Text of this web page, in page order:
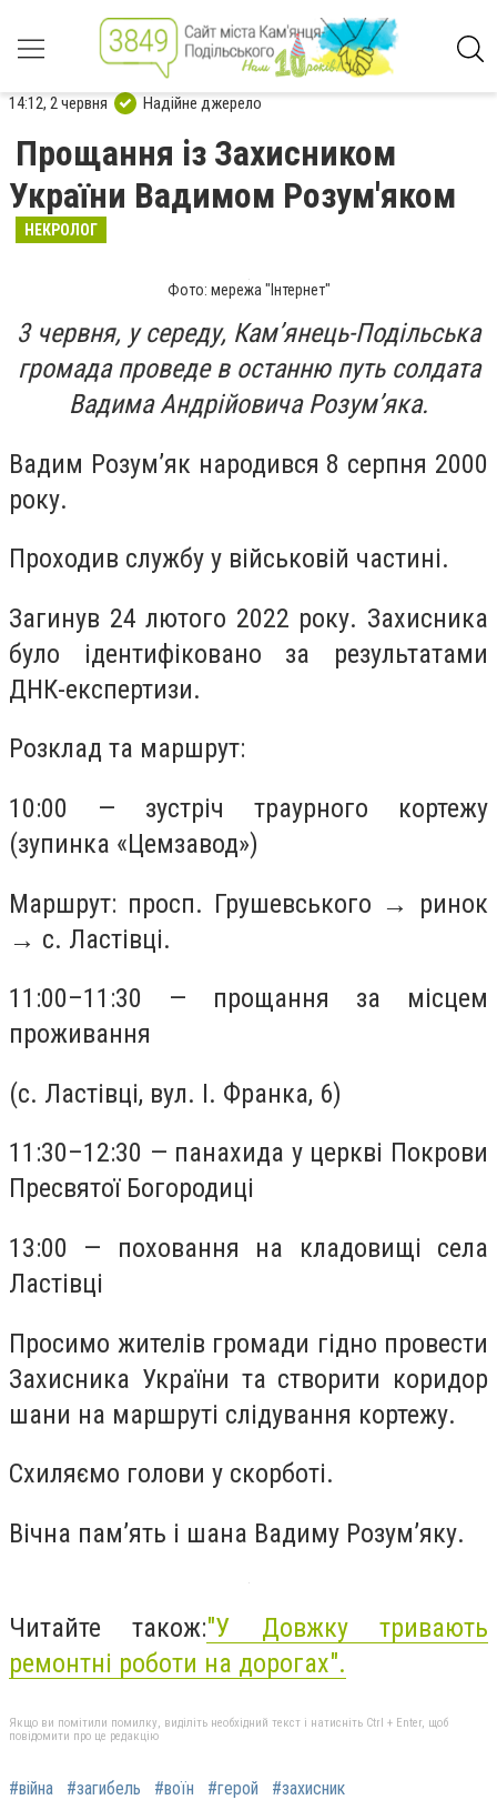
14:12, 2 червня Надійне джерело
Прощання із Захисником
України Вадимом Розум'яком
НЕКРОЛОГ
Фото: мережа "Інтернет"
3 червня, у середу, Кам’янець-Подільська
громада проведе в останню путь солдата
Вадима Андрійовича Розум’яка.
Вадим Розум’як народився 8 серпня 2000
року.
Проходив службу у військовій частині.
Загинув 24 лютого 2022 року. Захисника
було ідентифіковано за результатами
ДНК-експертизи.
Розклад та маршрут:
10:00 — зустріч траурного кортежу
(зупинка «Цемзавод»)
Маршрут: просп. Грушевського → ринок
→ с. Ластівці.
11:00–11:30 — прощання за місцем
проживання
(с. Ластівці, вул. І. Франка, 6)
11:30–12:30 — панахида у церкві Покрови
Пресвятої Богородиці
13:00 — поховання на кладовищі села
Ластівці
Просимо жителів громади гідно провести
Захисника України та створити коридор
шани на маршруті слідування кортежу.
Схиляємо голови у скорботі.
Вічна пам’ять і шана Вадиму Розум’яку.
Читайте також:"У Довжку тривають
ремонтні роботи на дорогах".
Якщо ви помітили помилку, виділіть необхідний текст і натисніть Ctrl + Enter, щоб
повідомити про це редакцію
#війна #загибель #воїн #герой #захисник